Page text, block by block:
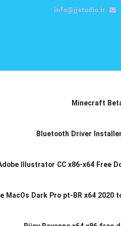
info@jjstudio.ir
Minecraft
Bluetooth Driver
Illustrator CC x86-x64 Free
MacOs Dark Pro pt-BR x64 2020